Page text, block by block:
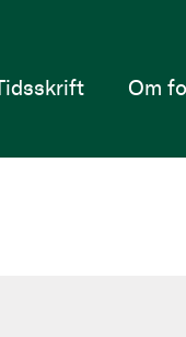
Om